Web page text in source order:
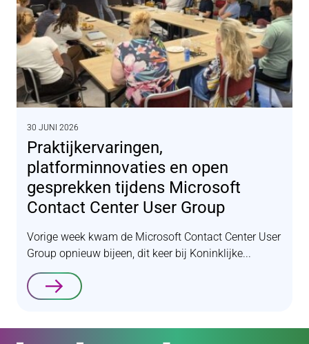
30 JUNI 2026
Praktijkervaringen,
platforminnovaties en open
gesprekken tijdens Microsoft
Contact Center User Group
Vorige week kwam de Microsoft Contact Center User
Group opnieuw bijeen, dit keer bij Koninklijke...
Lees verder